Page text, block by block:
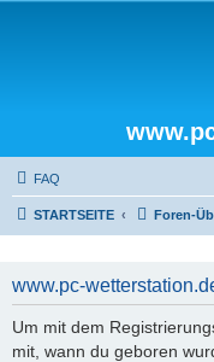
FAQ
STARTSEITE Foren-
www.pc-
Um mit dem
mit, wann du geboren